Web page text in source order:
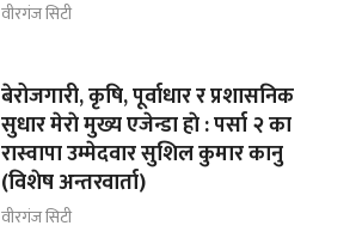
वीरगंज सिटी
बेरोजगारी, कृषि, पूर्वाधार र प्रशासनिक
सुधार मेराे मुख्य एजेन्डा हाे : पर्सा २ का
रास्वापा उम्मेदवार सुशिल कुमार कानु
(विशेष अन्तरवार्ता)
वीरगंज सिटी